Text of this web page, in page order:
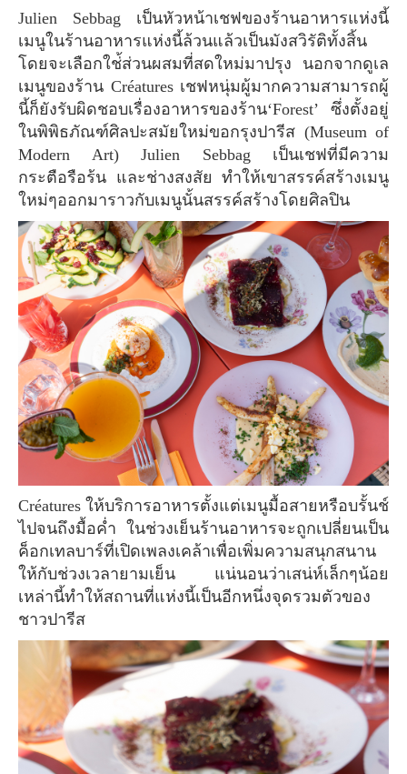
Julien Sebbag เป็นหัวหน้าเชฟของร้านอาหารแห่งนี้
เมนูในร้านอาหารแห่งนี้ล้วนแล้วเป็นมังสวิรัติทั้งสิ้น
โดยจะเลือกใช่้ส่วนผสมที่สดใหม่มาปรุง นอกจากดูเล
เมนูของร้าน Créatures เชฟหนุ่มผู้มากความสามารถผู้
นี้ก็ยังรับผิดชอบเรื่องอาหารของร้าน‘Forest’ ซึ่งตั้งอยู่
ในพิพิธภัณฑ์ศิลปะสมัยใหม่ขอกรุงปารีส (Museum of
Modern Art) Julien Sebbag เป็นเชฟที่มีความ
กระตือรือร้น และช่างสงสัย ทำให้เขาสรรค์สร้างเมนู
ใหม่ๆออกมาราวกับเมนูนั้นสรรค์สร้างโดยศิลปิน
Créatures ให้บริการอาหารตั้งแต่เมนูมื้อสายหรือบรั้นช์
ไปจนถึงมื้อค่ำ ในช่วงเย็นร้านอาหารจะถูกเปลี่ยนเป็น
ค็อกเทลบาร์ที่เปิดเพลงเคล้าเพื่อเพิ่มความสนุกสนาน
ให้กับช่วงเวลายามเย็น แน่นอนว่าเสน่ห์เล็กๆน้อย
เหล่านี้ทำให้สถานที่แห่งนี้เป็นอีกหนึ่งจุดรวมตัวของ
ชาวปารีส